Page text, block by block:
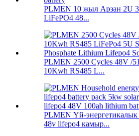
PLMEN 10 жыл Арзан 2U
LiFePO4 48...
PLMEN 2500 Cycles 48V /
10Kwh RS485 L...
PLMEN Үй-энергетикалык
48v lifepo4 камыр...